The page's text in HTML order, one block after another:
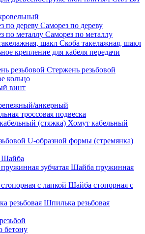
Саморез по дереву
Саморез по металлу
Скоба такелажная, шакл
крепление для кабеля передачи
Стержень резьбовой
кольцо
винт
анкерный
троссовая подвеска
Хомут кабельный
U-образной формы (стремянка)
Шайба
Шайба пружинная
Шайба стопорная с
Шпилька резьбовая
бетону